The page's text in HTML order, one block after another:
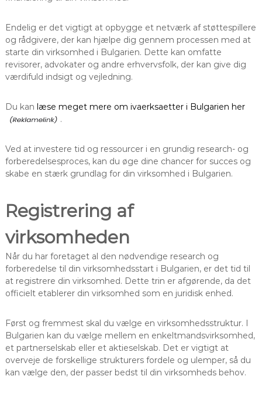
Endelig er det vigtigt at opbygge et netværk af støttespillere
og rådgivere, der kan hjælpe dig gennem processen med at
starte din virksomhed i Bulgarien. Dette kan omfatte
revisorer, advokater og andre erhvervsfolk, der kan give dig
værdifuld indsigt og vejledning.
Du kan læse meget mere om ivaerksaetter i Bulgarien her
.
Ved at investere tid og ressourcer i en grundig research- og
forberedelsesproces, kan du øge dine chancer for succes og
skabe en stærk grundlag for din virksomhed i Bulgarien.
Registrering af
virksomheden
Når du har foretaget al den nødvendige research og
forberedelse til din virksomhedsstart i Bulgarien, er det tid til
at registrere din virksomhed. Dette trin er afgørende, da det
officielt etablerer din virksomhed som en juridisk enhed.
Først og fremmest skal du vælge en virksomhedsstruktur. I
Bulgarien kan du vælge mellem en enkeltmandsvirksomhed,
et partnerselskab eller et aktieselskab. Det er vigtigt at
overveje de forskellige strukturers fordele og ulemper, så du
kan vælge den, der passer bedst til din virksomheds behov.